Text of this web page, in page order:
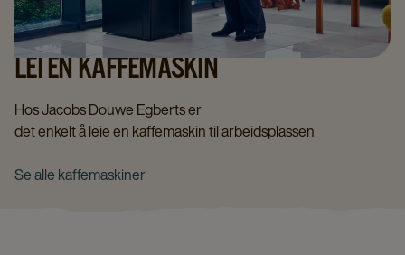
LEI EN KAFFEMASKIN
Hos Jacobs Douwe Egberts er
det enkelt å leie en kaffemaskin til arbeidsplassen
Se alle kaffemaskiner